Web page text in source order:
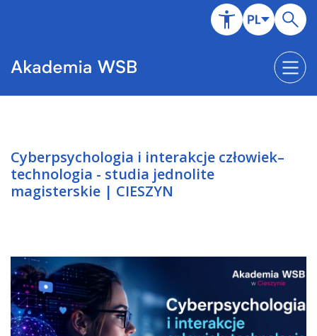
Cyberpsychologia i interakcje człowiek–
technologia - studia jednolite
magisterskie | CIESZYN